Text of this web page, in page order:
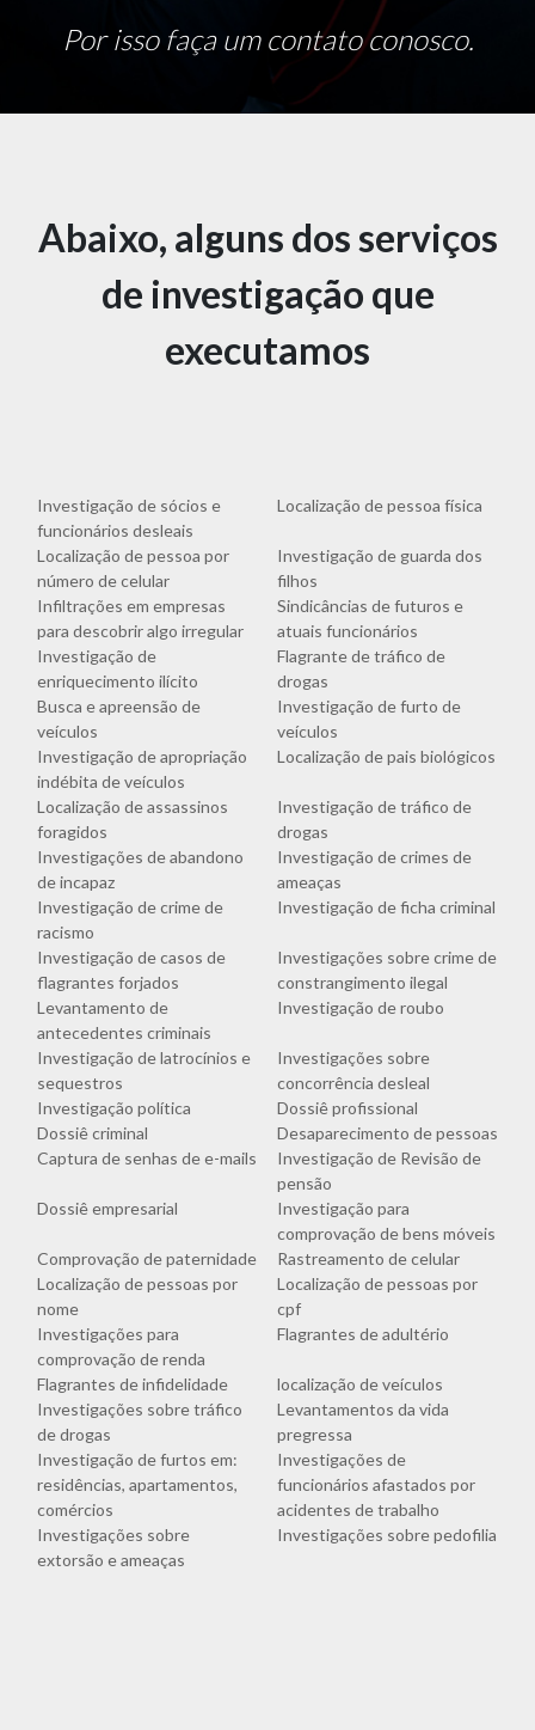
Por isso faça um contato conosco.
Abaixo, alguns dos serviços
de investigação que
executamos
Investigação de sócios e
funcionários desleais
Localização de pessoa física
Localização de pessoa por
número de celular
Investigação de guarda dos
filhos
Infiltrações em empresas
para descobrir algo irregular
Sindicâncias de futuros e
atuais funcionários
Investigação de
enriquecimento ilícito
Flagrante de tráfico de
drogas
Busca e apreensão de
veículos
Investigação de furto de
veículos
Investigação de apropriação
indébita de veículos
Localização de pais biológicos
Localização de assassinos
foragidos
Investigação de tráfico de
drogas
Investigações de abandono
de incapaz
Investigação de crimes de
ameaças
Investigação de crime de
racismo
Investigação de ficha criminal
Investigação de casos de
flagrantes forjados
Investigações sobre crime de
constrangimento ilegal
Levantamento de
antecedentes criminais
Investigação de roubo
Investigação de latrocínios e
sequestros
Investigações sobre
concorrência desleal
Investigação política
Dossiê profissional
Dossiê criminal
Desaparecimento de pessoas
Captura de senhas de e-mails
Investigação de Revisão de
pensão
Dossiê empresarial
Investigação para
comprovação de bens móveis
Comprovação de paternidade
Rastreamento de celular
Localização de pessoas por
nome
Localização de pessoas por
cpf
Investigações para
comprovação de renda
Flagrantes de adultério
Flagrantes de infidelidade
localização de veículos
Investigações sobre tráfico
de drogas
Levantamentos da vida
pregressa
Investigação de furtos em:
residências, apartamentos,
comércios
Investigações de
funcionários afastados por
acidentes de trabalho
Investigações sobre
extorsão e ameaças
Investigações sobre pedofilia